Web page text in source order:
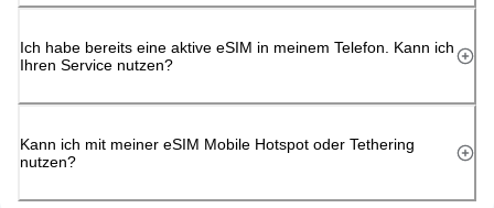
Ich habe bereits eine aktive eSIM in meinem Telefon. Kann ich
Ihren Service nutzen?
Kann ich mit meiner eSIM Mobile Hotspot oder Tethering
nutzen?